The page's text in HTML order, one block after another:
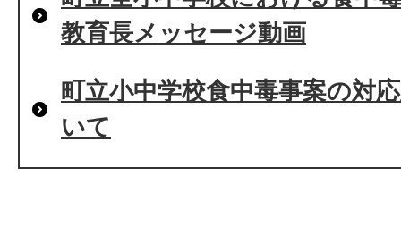
教育長メッセージ動画
町立小中学校食中毒事案の対
いて